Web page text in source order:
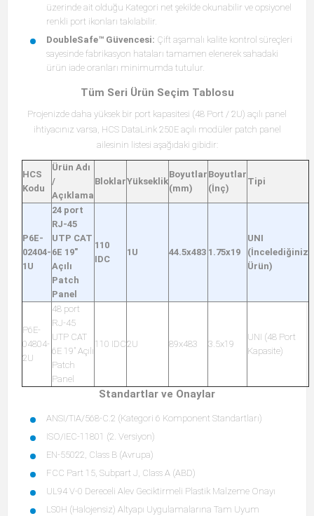
üzerinde ait olduğu Kategori net şekilde okunabilir ve opsiyonel
renkli port ikonları takılabilir.
DoubleSafe™ Güvencesi: Çift aşamalı kalite kontrol süreçleri
sayesinde fabrikasyon hataları tamamen elenerek sahadaki
ürün iade oranları minimumda tutulur.
Tüm Seri Ürün Seçim Tablosu
Projenizde daha yüksek bir port kapasitesi (48 Port / 2U) açılı panel
ihtiyacınız varsa, HCS DataLink 250E açılı modüler patch panel
ailesinin listesi aşağıdaki gibidir:
HCS
Kodu
Ürün Adı
/
Açıklama
BloklarYükseklik
Boyutlar
(mm)
Boyutlar
(İnç)
Tipi
P6E-
02404-
1U
24 port
RJ-45
UTP CAT
6E 19"
Açılı
Patch
Panel
110
IDC
1U 44.5x483 1.75x19
UNI
(İncelediğiniz
Ürün)
P6E-
04804-
2U
48 port
RJ-45
UTP CAT
6E 19" Açılı
Patch
Panel
110 IDC2U 89x483 3.5x19
UNI (48 Port
Kapasite)
Standartlar ve Onaylar
ANSI/TIA/568-C.2 (Kategori 6 Komponent Standartları)
ISO/IEC-11801 (2. Versiyon)
EN-55022, Class B (Avrupa)
FCC Part 15, Subpart J, Class A (ABD)
UL94 V-0 Dereceli Alev Geciktirmeli Plastik Malzeme Onayı
LS0H (Halojensiz) Altyapı Uygulamalarına Tam Uyum